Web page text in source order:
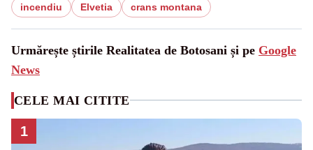
incendiu Elvetia crans montana
Urmărește știrile Realitatea de Botosani și pe Google
News
CELE MAI CITITE
1